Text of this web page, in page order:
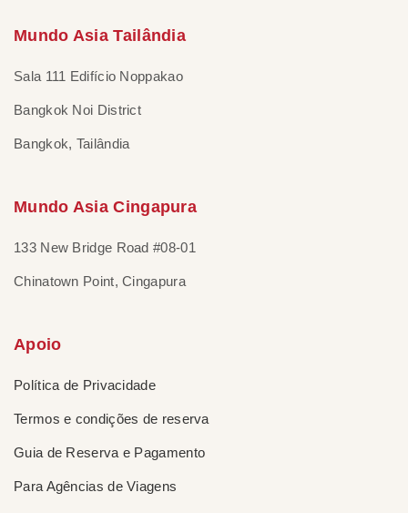
Mundo Asia Tailândia
Sala 111 Edifício Noppakao
Bangkok Noi District
Bangkok, Tailândia
Mundo Asia Cingapura
133 New Bridge Road #08-01
Chinatown Point, Cingapura
Apoio
Política de Privacidade
Termos e condições de reserva
Guia de Reserva e Pagamento
Para Agências de Viagens